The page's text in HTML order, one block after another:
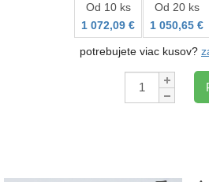
Od 10 ks
1 072,09 €
Od 20 ks
1 050,65 €
potrebujete viac kusov?
Množstvo: